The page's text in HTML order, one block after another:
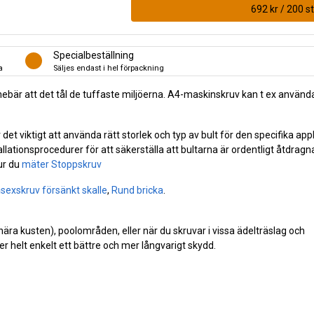
692 kr / 200 st
Specialbeställning
Säljes endast i hel förpackning
att det tål de tuffaste miljöerna. A4-maskinskruv kan t ex
viktigt att använda rätt storlek och typ av bult för den specifika
för att säkerställa att bultarna är ordentligt
du mäter Stoppskruv
försänkt skalle, Rund bricka
kusten), poolområden, eller när du skruvar i vissa ädelträslag och
helt enkelt ett bättre och mer långvarigt skydd.